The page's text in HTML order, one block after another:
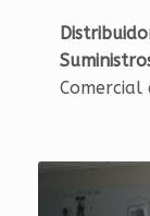
Comercial